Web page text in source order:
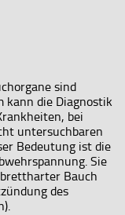
sind
kann die Diagnostik
bei
untersuchbaren
Bedeutung ist die
Sie
Bauch
des